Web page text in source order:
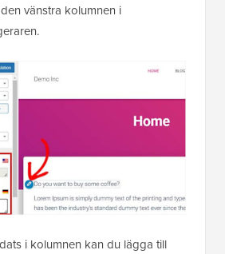
vänstra kolumnen i
i kolumnen kan du lägga till